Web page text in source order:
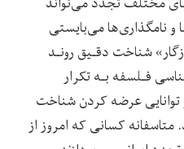
و نامگذاری‌ها‌ می‌بایستی‌
شناخت‌ دقـیق‌ رونـد
فـلسفه بـه تکرار
توانایی عرضه کردن شناخت
متاسفانه کسانی که امروز از